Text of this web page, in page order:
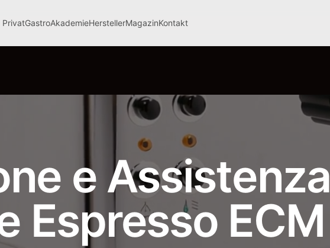
PrivatGastroAkademieHerstellerMagazinKontakt
e Assistenza
Espresso ECM